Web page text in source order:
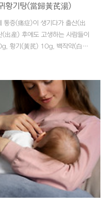
황기탕(當歸黃芪湯)
통증(痛症)이 생기다가 출산(出
出産) 후에도 고생하는 사람들이
황기(黃芪) 10g, 백작약(白芍
재료에 작은 대접으로 1대접
산후(産後)에 요통(腰痛)이 계
. 이는 허리에 기운을 공급해 주는
해지고 상해서 오는 경우가 많은
쓴다. 이 처방은 기혈(氣血)이 허
) 후에 올 수 ..